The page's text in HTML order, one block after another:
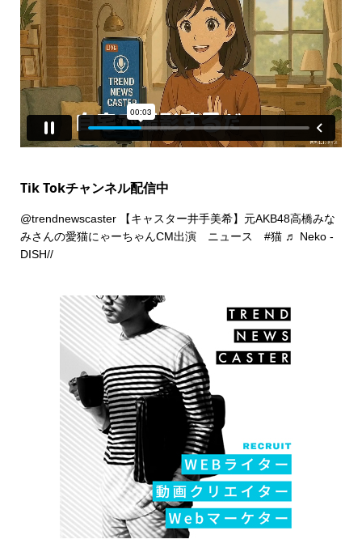
Tik Tokチャンネル配信中
@trendnewscaster【キャスター井手美希】元AKB48高橋みな
みさんの愛猫にゃーちゃんCM出演 ニュース #猫 ♬ Neko -
DISH//